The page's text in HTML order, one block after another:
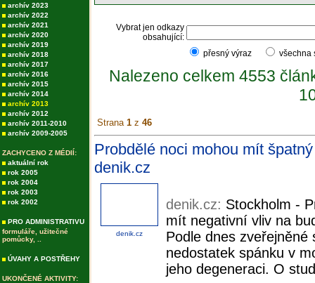
archív 2023
archív 2022
archív 2021
archív 2020
archív 2019
archív 2018
archív 2017
archív 2016
archív 2015
archív 2014
archív 2013
archív 2012
archív 2011-2010
archív 2009-2005
ZACHYCENO Z MÉDIÍ:
aktuální rok
rok 2005
rok 2004
rok 2003
rok 2002
PRO ADMINISTRATIVU
formuláře, užitečné
pomůcky, ..
ÚVAHY A POSTŘEHY
UKONČENÉ AKTIVITY:
Vybrat jen odkazy
obsahující:
přesný výraz
Nalezeno celkem 4553
Strana 1 z 46
Probdělé noci mohou mít
denik.cz
denik.cz
denik.cz: Stockholm -
mít negativní vliv na
Podle dnes
nedostatek spánku v
jeho degeneraci. O